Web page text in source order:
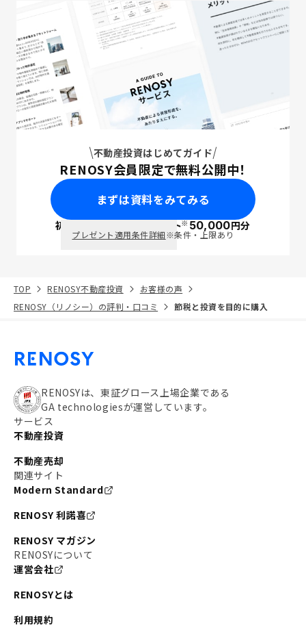
不動産投資はじめてガイド
RENOSY会員限定で無料公開中！
まずは資料をみてみる
初回面談で ポイント※50,000円分
プレゼント適用条件詳細※条件・上限あり
TOP RENOSY不動産投資
お客様の声
RENOSY（リノシー）の評判・口コミ
節税と投資を目的に購入
RENOSYは、東証グロース上場企業である
GA technologiesが運営しています。
サービス
不動産投資
不動産売却
関連サイト
Modern Standard
RENOSY 利諾喜
RENOSY マガジン
RENOSYについて
運営会社
RENOSYとは
利用規約